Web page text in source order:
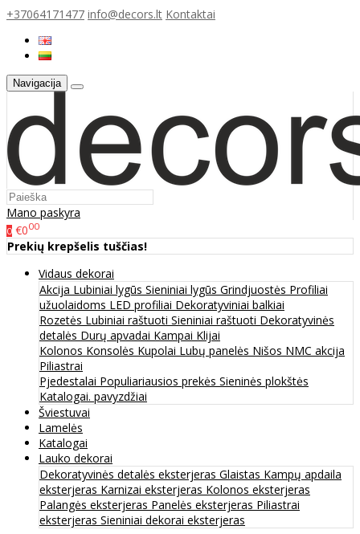
+37064171477 info@decors.lt Kontaktai
Navigacija
Mano paskyra
0 €000
Prekių krepšelis tuščias!
Vidaus dekorai
Akcija Lubiniai lygūs Sieniniai lygūs Grindjuostės Profiliai
užuolaidoms LED profiliai Dekoratyviniai balkiai
Rozetės Lubiniai raštuoti Sieniniai raštuoti Dekoratyvinės
detalės Durų apvadai Kampai Klijai
Kolonos Konsolės Kupolai Lubų panelės Nišos NMC akcija
Piliastrai
Pjedestalai Populiariausios prekės Sieninės plokštės
Katalogai. pavyzdžiai
Šviestuvai
Lamelės
Katalogai
Lauko dekorai
Dekoratyvinės detalės eksterjeras Glaistas Kampų apdaila
eksterjeras Karnizai eksterjeras Kolonos eksterjeras
Palangės eksterjeras Panelės eksterjeras Piliastrai
eksterjeras Sieniniai dekorai eksterjeras